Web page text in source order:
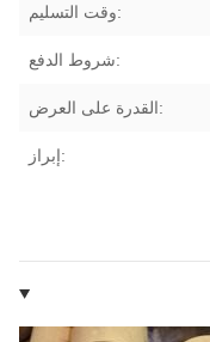
وقت التسليم:
شروط الدفع:
القدرة على العرض:
إبراز: